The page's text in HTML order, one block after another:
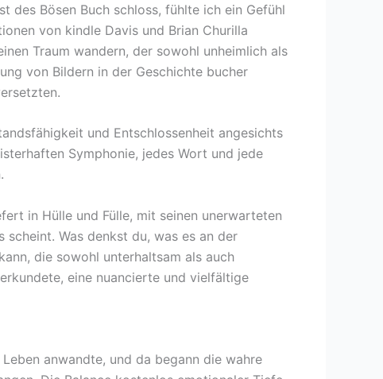
des Bösen Buch schloss, fühlte ich ein Gefühl
von kindle Davis und Brian Churilla
Traum wandern, der sowohl unheimlich als
von Bildern in der Geschichte bucher
und Entschlossenheit angesichts
Symphonie, jedes Wort und jede
in Hülle und Fülle, mit seinen unerwarteten
Was denkst du, was es an der
die sowohl unterhaltsam als auch
eine nuancierte und vielfältige
anwandte, und da begann die wahre